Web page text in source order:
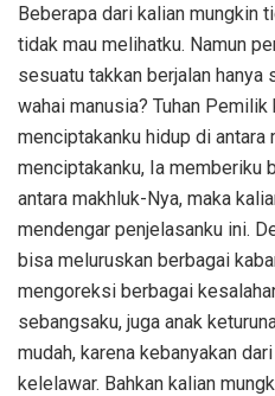
Beberapa dari kalian mungkin
tidak mau melihatku. Namun
sesuatu takkan berjalan hanya
wahai manusia? Tuhan
menciptakanku hidup di antara
menciptakanku, Ia memberiku
antara makhluk-Nya, maka
mendengar penjelasanku ini.
bisa meluruskan berbagai
mengoreksi berbagai
sebangsaku, juga anak
mudah, karena kebanyakan
kelelawar. Bahkan kalian